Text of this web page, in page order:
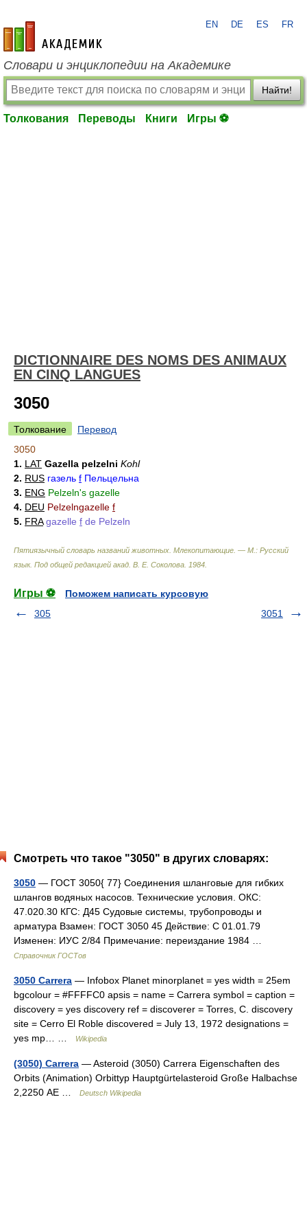
academic.ru
EN DE ES FR
Словари и энциклопедии на Академике
Найти!
Толкования Переводы Книги Игры ⚽
DICTIONNAIRE DES NOMS DES ANIMAUX
EN CINQ LANGUES
3050
Толкование
Перевод
3050
1. LAT Gazella pelzelni Kohl
2. RUS газель f Пельцельна
3. ENG Pelzeln's gazelle
4. DEU Pelzelngazelle f
5. FRA gazelle f de Pelzeln
Пятиязычный словарь названий животных. Млекопитающие. — М.: Русский
язык. Под общей редакцией акад. В. Е. Соколова 1984
Игры ⚽
Поможем написать курсовую
305
3051
Смотреть что такое "3050" в других словарях:
3050 — ГОСТ 3050{ 77} Соединения шланговые для гибких
шлангов водяных насосов. Технические условия. ОКС:
47.020.30 КГС: Д45 Судовые системы, трубопроводы и
арматура Взамен: ГОСТ 3050 45 Действие: С 01.01.79
Изменен: ИУС 2/84 Примечание: переиздание 1984 …
Справочник ГОСТов
3050 Carrera — Infobox Planet minorplanet = yes width = 25em
bgcolour = #FFFFC0 apsis = name = Carrera symbol = caption =
discovery = yes discovery ref = discoverer = Torres, C. discovery
site = Cerro El Roble discovered = July 13, 1972 designations =
yes mp… …
Wikipedia
(3050) Carrera — Asteroid (3050) Carrera Eigenschaften des
Orbits (Animation) Orbittyp Hauptgürtelasteroid Große Halbachse
2,2250 AE …
Deutsch Wikipedia